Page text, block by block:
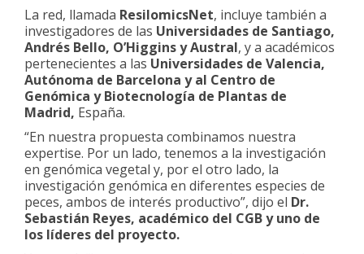
La red, llamada ResilomicsNet, incluye también a
investigadores de las Universidades de Santiago,
Andrés Bello, O’Higgins y Austral, y a académicos
pertenecientes a las Universidades de Valencia,
Autónoma de Barcelona y al Centro de
Genómica y Biotecnología de Plantas de
Madrid, España.
“En nuestra propuesta combinamos nuestra
expertise. Por un lado, tenemos a la investigación
en genómica vegetal y, por el otro lado, la
investigación genómica en diferentes especies de
peces, ambos de interés productivo”, dijo el Dr.
Sebastián Reyes, académico del CGB y uno de
los líderes del proyecto.